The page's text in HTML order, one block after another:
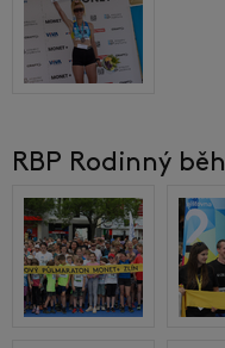
RBP Rodinný běh